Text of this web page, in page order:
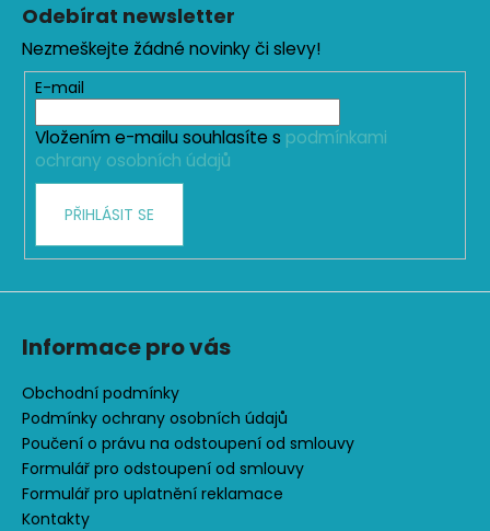
a
c
í
p
r
ý
p
Odebírat newsletter
Nezmeškejte žádné novinky či slevy!
E-mail
Vložením e-mailu souhlasíte s podmínkami
ochrany osobních údajů
PŘIHLÁSIT SE
Informace pro vás
Obchodní podmínky
Podmínky ochrany osobních údajů
Poučení o právu na odstoupení od smlouvy
Formulář pro odstoupení od smlouvy
Formulář pro uplatnění reklamace
Kontakty